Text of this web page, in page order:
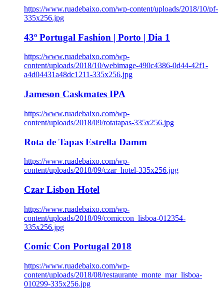
https://www.ruadebaixo.com/wp-content/uploads/2018/10/pf-
335x256.jpg
43º Portugal Fashion | Porto | Dia 1
https://www.ruadebaixo.com/wp-
content/uploads/2018/10/webimage-490c4386-0d44-42f1-
a4d04431a48dc1211-335x256.jpg
Jameson Caskmates IPA
https://www.ruadebaixo.com/wp-
content/uploads/2018/09/rotatapas-335x256.jpg
Rota de Tapas Estrella Damm
https://www.ruadebaixo.com/wp-
content/uploads/2018/09/czar_hotel-335x256.jpg
Czar Lisbon Hotel
https://www.ruadebaixo.com/wp-
content/uploads/2018/09/comiccon_lisboa-012354-
335x256.jpg
Comic Con Portugal 2018
https://www.ruadebaixo.com/wp-
content/uploads/2018/08/restaurante_monte_mar_lisboa-
010299-335x256.jpg